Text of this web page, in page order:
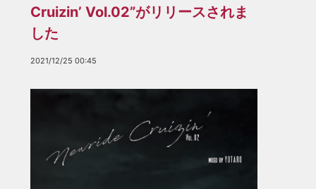
Cruizin’ Vol.02”がリリースされま
した
2021/12/25 00:45